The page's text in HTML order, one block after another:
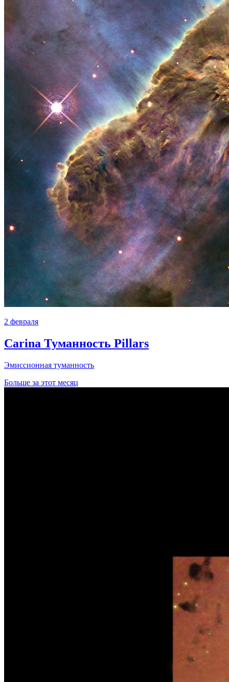
2 февраля
Carina Туманность Pillars
Эмиссионная туманность
Больше за этот месяц